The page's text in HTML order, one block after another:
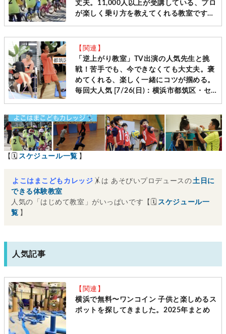
丈夫。11,000人以上が受講している、プロ
が楽しく乗り方を教えてくれる教室です
［毎週土日＠横浜・神奈川10会場 先着受
付］
【関連】
「逆上がり教室」TV出演の人気先生と挑
戦！苦手でも、今できなくても大丈夫。褒
めてくれる、楽しく一緒にコツが掴める。
毎回大人気 [7/26(日)：横浜市都筑区・セ
ンター南]
【🗓 スケジュール一覧 】
よこはまこどもカレッジ 🤸は あそびいプロデュースの土日に
できる体験教室
人気の「はじめて教室」がいっぱいです【🗓 スケジュール一
覧 】
人気記事
【関連】
横浜で無料〜ワンコイン 子供と楽しめるス
ポットを探してきました。2025年まとめ